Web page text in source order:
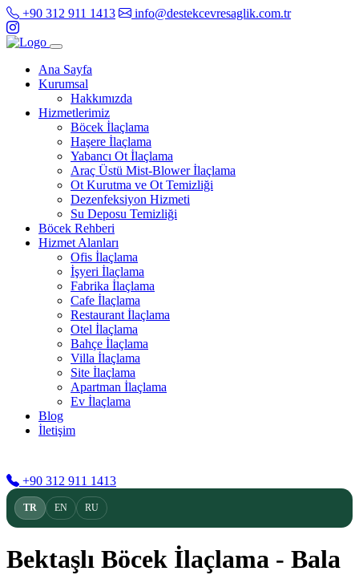
+90 312 911 1413 info@destekcevresaglik.com.tr
Ana Sayfa
Kurumsal
Hakkımızda
Hizmetlerimiz
Böcek İlaçlama
Haşere İlaçlama
Yabancı Ot İlaçlama
Araç Üstü Mist-Blower İlaçlama
Ot Kurutma ve Ot Temizliği
Dezenfeksiyon Hizmeti
Su Deposu Temizliği
Böcek Rehberi
Hizmet Alanları
Ofis İlaçlama
İşyeri İlaçlama
Fabrika İlaçlama
Cafe İlaçlama
Restaurant İlaçlama
Otel İlaçlama
Bahçe İlaçlama
Villa İlaçlama
Site İlaçlama
Apartman İlaçlama
Ev İlaçlama
Blog
İletişim
+90 312 911 1413
TR EN RU
Bektaşlı Böcek İlaçlama - Bala